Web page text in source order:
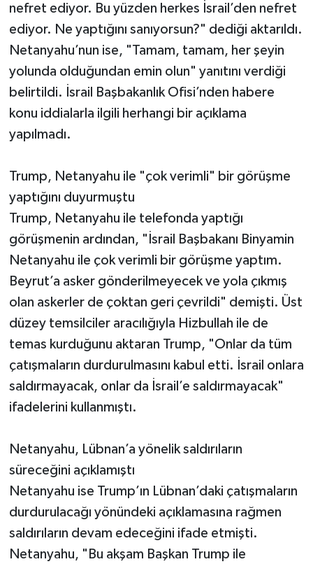
nefret ediyor. Bu yüzden herkes İsrail’den nefret
ediyor. Ne yaptığını sanıyorsun?" dediği aktarıldı.
Netanyahu’nun ise, "Tamam, tamam, her şeyin
yolunda olduğundan emin olun" yanıtını verdiği
belirtildi. İsrail Başbakanlık Ofisi’nden habere
konu iddialarla ilgili herhangi bir açıklama
yapılmadı.
Trump, Netanyahu ile "çok verimli" bir görüşme
yaptığını duyurmuştu
Trump, Netanyahu ile telefonda yaptığı
görüşmenin ardından, "İsrail Başbakanı Binyamin
Netanyahu ile çok verimli bir görüşme yaptım.
Beyrut’a asker gönderilmeyecek ve yola çıkmış
olan askerler de çoktan geri çevrildi" demişti. Üst
düzey temsilciler aracılığıyla Hizbullah ile de
temas kurduğunu aktaran Trump, "Onlar da tüm
çatışmaların durdurulmasını kabul etti. İsrail onlara
saldırmayacak, onlar da İsrail’e saldırmayacak"
ifadelerini kullanmıştı.
Netanyahu, Lübnan’a yönelik saldırıların
süreceğini açıklamıştı
Netanyahu ise Trump’ın Lübnan’daki çatışmaların
durdurulacağı yönündeki açıklamasına rağmen
saldırıların devam edeceğini ifade etmişti.
Netanyahu, "Bu akşam Başkan Trump ile